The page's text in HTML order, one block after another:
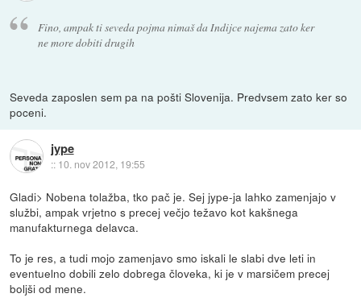
Fino, ampak ti seveda pojma nimaš da Indijce najema zato ker
ne more dobiti drugih
Seveda zaposlen sem pa na pošti Slovenija. Predvsem zato ker so
poceni.
jype
:: 10. nov 2012, 19:55
Gladi> Nobena tolažba, tko pač je. Sej jype-ja lahko zamenjajo v
službi, ampak vrjetno s precej večjo težavo kot kakšnega
manufakturnega delavca.
To je res, a tudi mojo zamenjavo smo iskali le slabi dve leti in
eventuelno dobili zelo dobrega človeka, ki je v marsičem precej
boljši od mene.